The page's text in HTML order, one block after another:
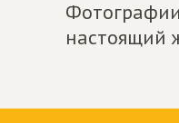
настоящий